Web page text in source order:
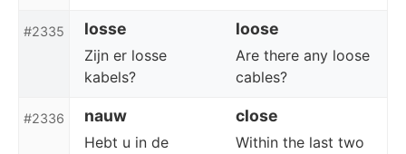
#2335 losse loose
Zijn er losse
kabels?
Are there any loose
cables?
#2336 nauw close
Hebt u in de
Within the last two